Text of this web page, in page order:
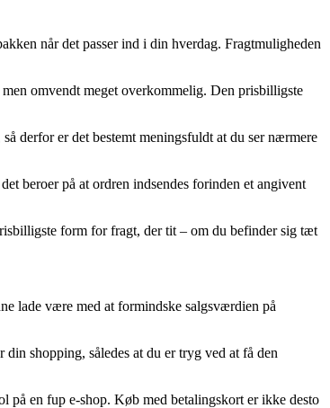
når det passer ind i din hverdag. Fragtmuligheden
omvendt meget overkommelig. Den prisbilligste
derfor er det bestemt meningsfuldt at du ser nærmere
beroer på at ordren indsendes forinden et angivent
form for fragt, der tit – om du befinder sig tæt
lade være med at formindske salgsværdien på
shopping, således at du er tryg ved at få den
på en fup e-shop. Køb med betalingskort er ikke desto